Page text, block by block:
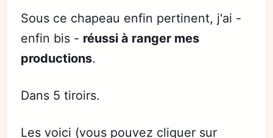
Sous ce chapeau enfin pertinent, j'ai -
enfin bis - réussi à ranger mes
productions.
Dans 5 tiroirs.
Les voici (vous pouvez cliquer sur